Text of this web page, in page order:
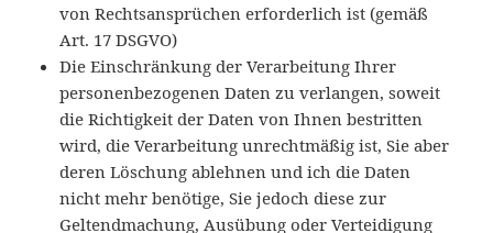
von Rechtsansprüchen erforderlich ist (gemäß
Art. 17 DSGVO)
Die Einschränkung der Verarbeitung Ihrer
personenbezogenen Daten zu verlangen, soweit
die Richtigkeit der Daten von Ihnen bestritten
wird, die Verarbeitung unrechtmäßig ist, Sie aber
deren Löschung ablehnen und ich die Daten
nicht mehr benötige, Sie jedoch diese zur
Geltendmachung, Ausübung oder Verteidigung